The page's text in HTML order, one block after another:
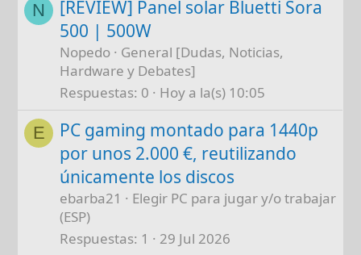
N
[REVIEW] Panel solar Bluetti Sora
500 | 500W
Nopedo
General [Dudas, Noticias,
Hardware y Debates]
Respuestas 0 Hoy a la(s) 10:05
E
PC gaming montado para 1440p
por unos 2.000 €, reutilizando
únicamente los discos
ebarba21
Elegir PC para jugar y/o trabajar
(ESP)
Respuestas 1 29 Jul 2026